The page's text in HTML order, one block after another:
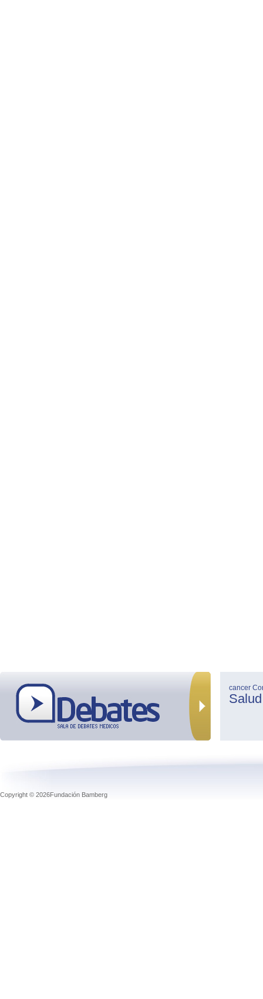
cancer
Salud
Copyright © 2026Fundación Bamberg